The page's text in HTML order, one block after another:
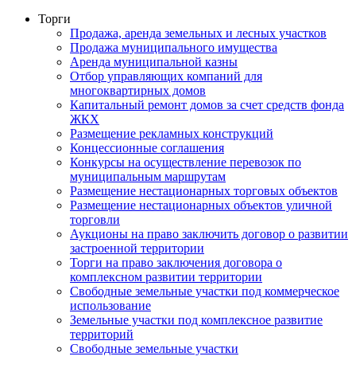
Торги
Продажа, аренда земельных и лесных участков
Продажа муниципального имущества
Аренда муниципальной казны
Отбор управляющих компаний для
многоквартирных домов
Капитальный ремонт домов за счет средств фонда
ЖКХ
Размещение рекламных конструкций
Концессионные соглашения
Конкурсы на осуществление перевозок по
муниципальным маршрутам
Размещение нестационарных торговых объектов
Размещение нестационарных объектов уличной
торговли
Аукционы на право заключить договор о развитии
застроенной территории
Торги на право заключения договора о
комплексном развитии территории
Свободные земельные участки под коммерческое
использование
Земельные участки под комплексное развитие
территорий
Свободные земельные участки